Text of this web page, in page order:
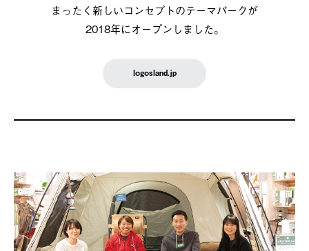
まったく新しいコンセプトのテーマパークが
2018年にオープンしました。
logosland.jp